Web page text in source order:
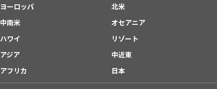
ヨーロッパ
北米
中南米
オセアニア
ハワイ
リゾート
アジア
中近東
アフリカ
日本